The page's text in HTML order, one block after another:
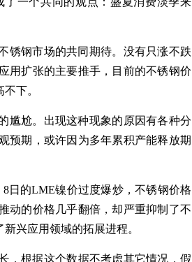
锈钢市场的共同期待。没有只涨不跌
用扩张的主要推手，目前的不锈钢价
下。
尴尬。出现这种现象的原因有各种分
预期，或许因为多年累积产能释放期
日的LME镍价过度爆炒，不锈钢价格
动的价格几乎翻倍，却严重抑制了不
兴应用领域的拓展进程。
，根据这个数据不考虑其它情况，假